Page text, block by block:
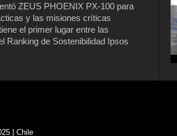
ZEUS PHOENIX PX-100 para
y las misiones críticas
el primer lugar entre las
Ranking de Sostenibilidad Ipsos
| Chile